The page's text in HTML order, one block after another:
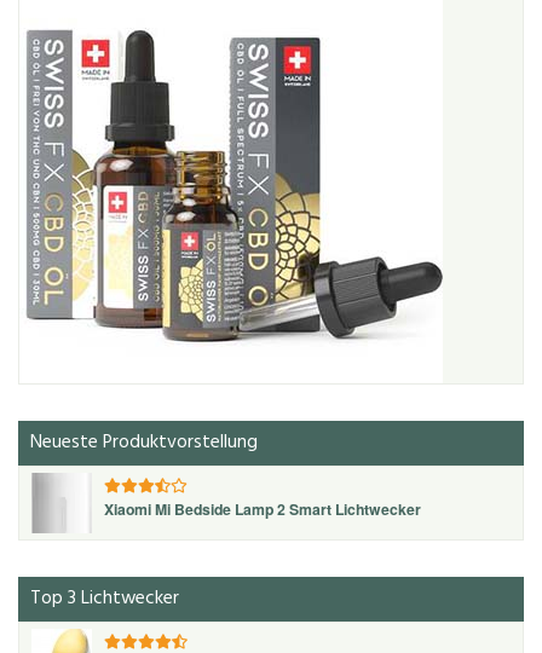
Neueste Produktvorstellung
Xiaomi Mi Bedside Lamp 2 Smart Lichtwecker
Top 3 Lichtwecker